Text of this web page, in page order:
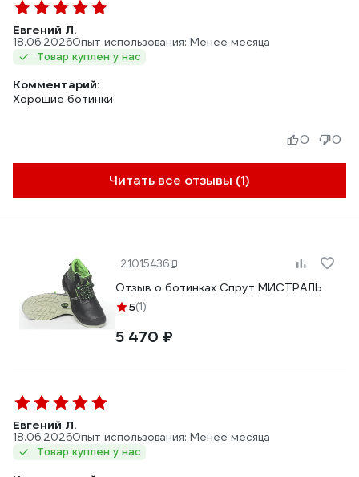
Евгений Л.
18.06.2026Опыт использования: Менее месяца
Товар куплен у нас
Комментарий:
Хорошие ботинки
Читать все отзывы (1)
0 0
21015436
Отзыв о ботинках Спрут МИСТРАЛЬ
5(1)
5 470 ₽
Евгений Л.
18.06.2026Опыт использования: Менее месяца
Товар куплен у нас